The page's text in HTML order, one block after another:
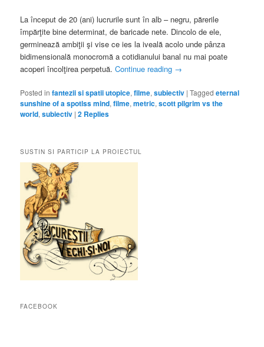
La început de 20 (ani) lucrurile sunt în alb – negru, părerile
împărţite bine determinat, de baricade nete. Dincolo de ele,
germinează ambiţii şi vise ce ies la iveală acolo unde pânza
bidimensională monocromă a cotidianului banal nu mai poate
acoperi încolţirea perpetuă.Continue reading →
Posted in fantezii si spatii utopice,filme,subiectiv |Tagged eternal
sunshine of a spotlss mind,filme,metric,scott pilgrim vs the
world,subiectiv |2 Replies
SUSTIN SI PARTICIP LA PROIECTUL
FACEBOOK